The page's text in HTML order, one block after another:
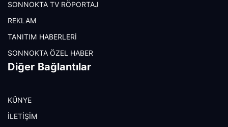
SONNOKTA TV RÖPORTAJ
REKLAM
TANITIM HABERLERİ
SONNOKTA ÖZEL HABER
Diğer Bağlantılar
KÜNYE
İLETİŞİM